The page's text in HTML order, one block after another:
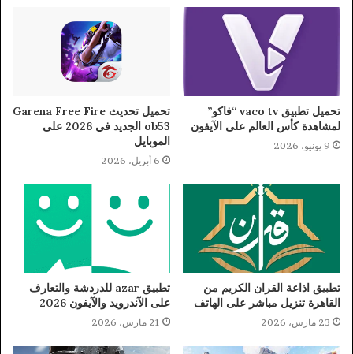
تحميل تطبيق vaco tv “فاكو”
لمشاهدة كأس العالم على الآيفون
9 يونيو، 2026
تحميل تحديث Garena Free Fire
ob53 الجديد في 2026 على
الموبايل
6 أبريل، 2026
تطبيق اذاعة القران الكريم من
القاهرة تنزيل مباشر على الهاتف
23 مارس، 2026
تطبيق azar للدردشة والتعارف
على الآندرويد والآيفون 2026
21 مارس، 2026